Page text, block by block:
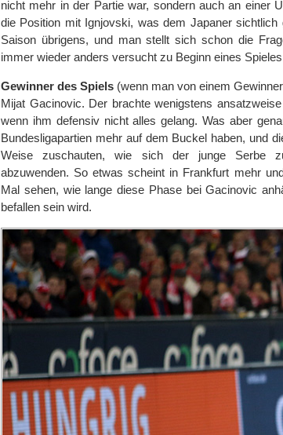
nicht mehr in der Partie war, sondern auch an einer
die Position mit Ignjovski, was dem Japaner
Saison übrigens, und man stellt sich schon die
immer wieder anders versucht zu Beginn eines
Gewinner des Spiels (wenn man von einem
Mijat Gacinovic. Der brachte wenigstens
wenn ihm defensiv nicht alles gelang. Was aber
Bundesligapartien mehr auf dem Buckel haben, und
Weise zuschauten, wie sich der junge Serbe
abzuwenden. So etwas scheint in Frankfurt mehr
Mal sehen, wie lange diese Phase bei Gacinovic
befallen sein wird.